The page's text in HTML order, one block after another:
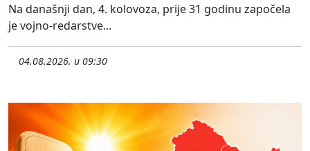
Na današnji dan, 4. kolovoza, prije 31 godinu započela
je vojno-redarstve...
04.08.2026. u 09:30